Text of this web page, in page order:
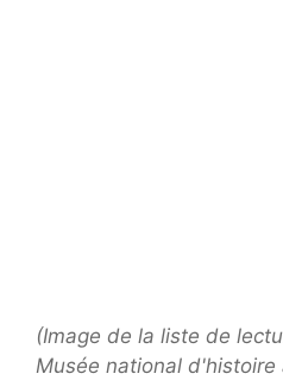
(Image de la liste de
Musée national d'histoire